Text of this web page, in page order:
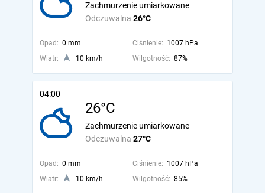
Odczuwalna 26°C
Zachmurzenie umiarkowane
Opad: 0 mm Ciśnienie: 1007 hPa
Wiatr:
10 km/h Wilgotność: 87%
04:00
26°C
Odczuwalna 27°C
Zachmurzenie umiarkowane
Opad: 0 mm Ciśnienie: 1007 hPa
Wiatr:
10 km/h Wilgotność: 85%